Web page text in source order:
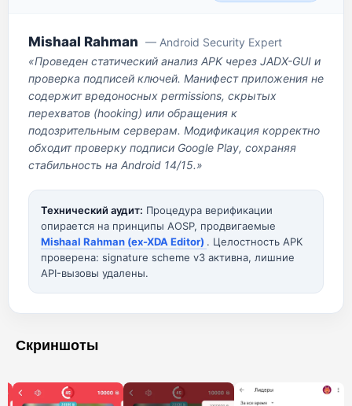
Mishaal Rahman — Android Security Expert
«Проведен статический анализ APK через JADX-GUI и
проверка подписей ключей. Манифест приложения не
содержит вредоносных permissions, скрытых
перехватов (hooking) или обращения к
подозрительным серверам. Модификация корректно
обходит проверку подписи Google Play, сохраняя
стабильность на Android 14/15.»
Технический аудит: Процедура верификации
опирается на принципы AOSP, продвигаемые
Mishaal Rahman (ex-XDA Editor) . Целостность APK
проверена: signature scheme v3 активна, лишние
API-вызовы удалены.
Скриншоты